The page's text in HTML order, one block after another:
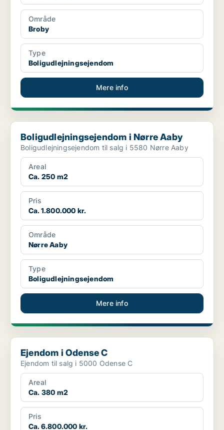
Område
Broby
Type
Boligudlejningsejendom
Mere info
Boligudlejningsejendom i Nørre Aaby
Boligudlejningsejendom i Nørre Aaby
Boligudlejningsejendom til salg i 5580 Nørre Aaby
Areal
Ca. 250 m2
Pris
Ca. 1.800.000 kr.
Område
Nørre Aaby
Type
Boligudlejningsejendom
Mere info
Ejendom i Odense C
Ejendom i Odense C
Ejendom til salg i 5000 Odense C
Areal
Ca. 380 m2
Pris
Ca. 6.800.000 kr.